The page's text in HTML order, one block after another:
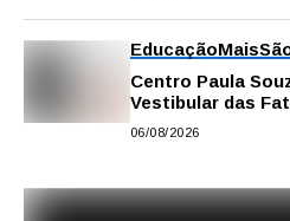
EducaçãoMais
Centro Paula
Vestibular das
semestre de 2027
06/08/2026